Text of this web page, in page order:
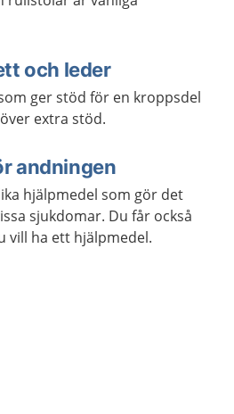
och leder
ger stöd för en kroppsdel
extra stöd.
andningen
hjälpmedel som gör det
sjukdomar. Du får också
vill ha ett hjälpmedel.